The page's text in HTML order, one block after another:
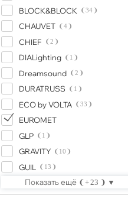
BLOCK&BLOCK 34
CHAUVET 4
CHIEF 2
DIALighting 1
Dreamsound 2
DURATRUSS 1
ECO by VOLTA 33
EUROMET
GLP
1
GRAVITY 10
GUIL 13
Показать ещё 23